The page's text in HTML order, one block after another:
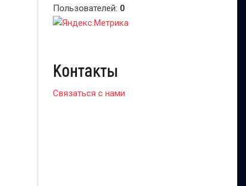
Пользователей: 0
Контакты
Связаться с нами